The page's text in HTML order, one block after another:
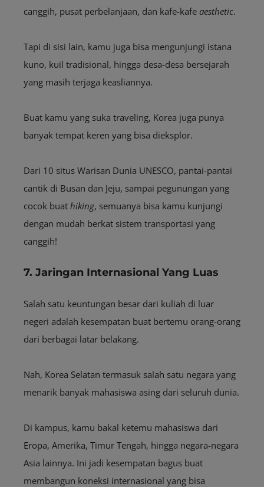
canggih, pusat perbelanjaan, dan kafe-kafe aesthetic.
Tapi di sisi lain, kamu juga bisa mengunjungi istana
kuno, kuil tradisional, hingga desa-desa bersejarah
yang masih terjaga keasliannya.
Buat kamu yang suka traveling, Korea juga punya
banyak tempat keren yang bisa dieksplor.
Dari 10 situs Warisan Dunia UNESCO, pantai-pantai
cantik di Busan dan Jeju, sampai pegunungan yang
cocok buat hiking, semuanya bisa kamu kunjungi
dengan mudah berkat sistem transportasi yang
canggih!
7. Jaringan Internasional Yang Luas
Salah satu keuntungan besar dari kuliah di luar
negeri adalah kesempatan buat bertemu orang-orang
dari berbagai latar belakang.
Nah, Korea Selatan termasuk salah satu negara yang
menarik banyak mahasiswa asing dari seluruh dunia.
Di kampus, kamu bakal ketemu mahasiswa dari
Eropa, Amerika, Timur Tengah, hingga negara-negara
Asia lainnya. Ini jadi kesempatan bagus buat
membangun koneksi internasional yang bisa